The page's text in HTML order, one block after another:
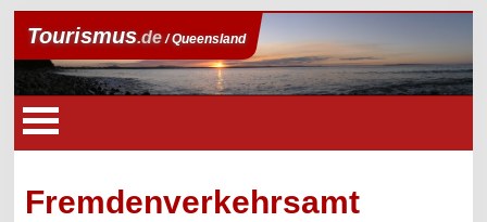
Tourismus.de/ Queensland
Fremdenverkehrsamt